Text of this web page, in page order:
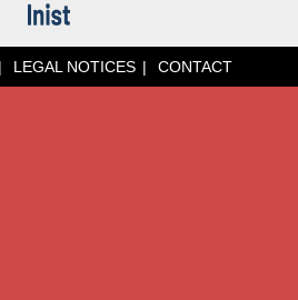
LEGAL NOTICES CONTACT